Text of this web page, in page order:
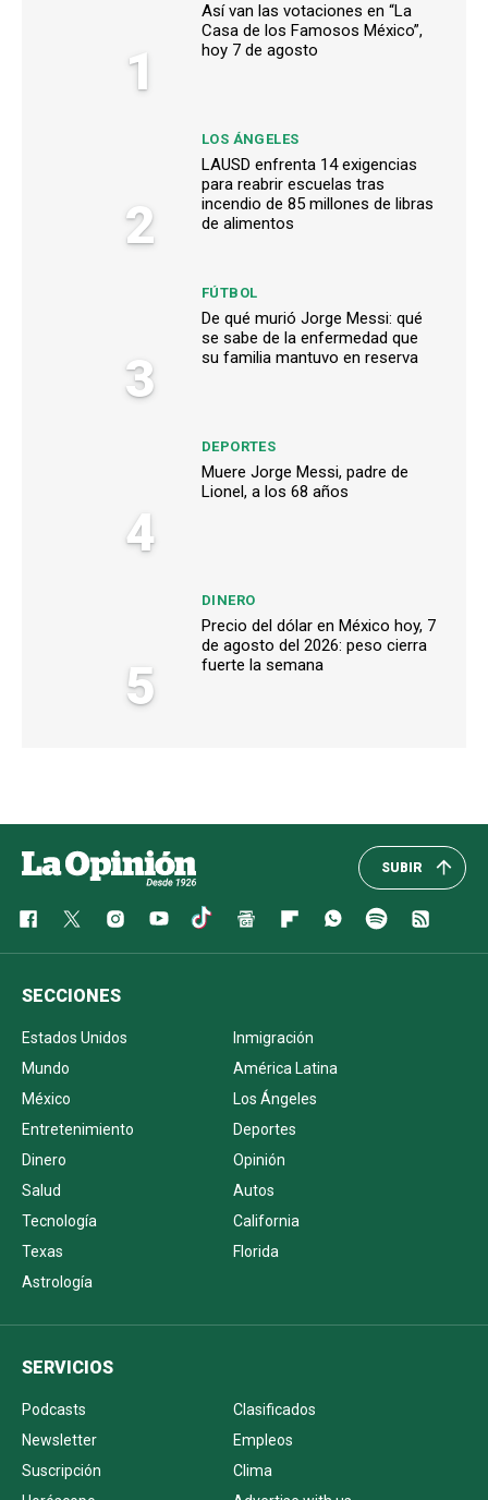
1
Así van las votaciones en “La
Casa de los Famosos México”,
hoy 7 de agosto
2
LOS ÁNGELES
LAUSD enfrenta 14 exigencias
para reabrir escuelas tras
incendio de 85 millones de libras
de alimentos
3
FÚTBOL
De qué murió Jorge Messi: qué
se sabe de la enfermedad que
su familia mantuvo en reserva
4
DEPORTES
Muere Jorge Messi, padre de
Lionel, a los 68 años
5
DINERO
Precio del dólar en México hoy, 7
de agosto del 2026: peso cierra
fuerte la semana
SUBIR
SECCIONES
Estados Unidos
Inmigración
Mundo
América Latina
México
Los Ángeles
Entretenimiento
Deportes
Dinero
Opinión
Salud
Autos
Tecnología
California
Texas
Florida
Astrología
SERVICIOS
Podcasts
Clasificados
Newsletter
Empleos
Suscripción
Clima